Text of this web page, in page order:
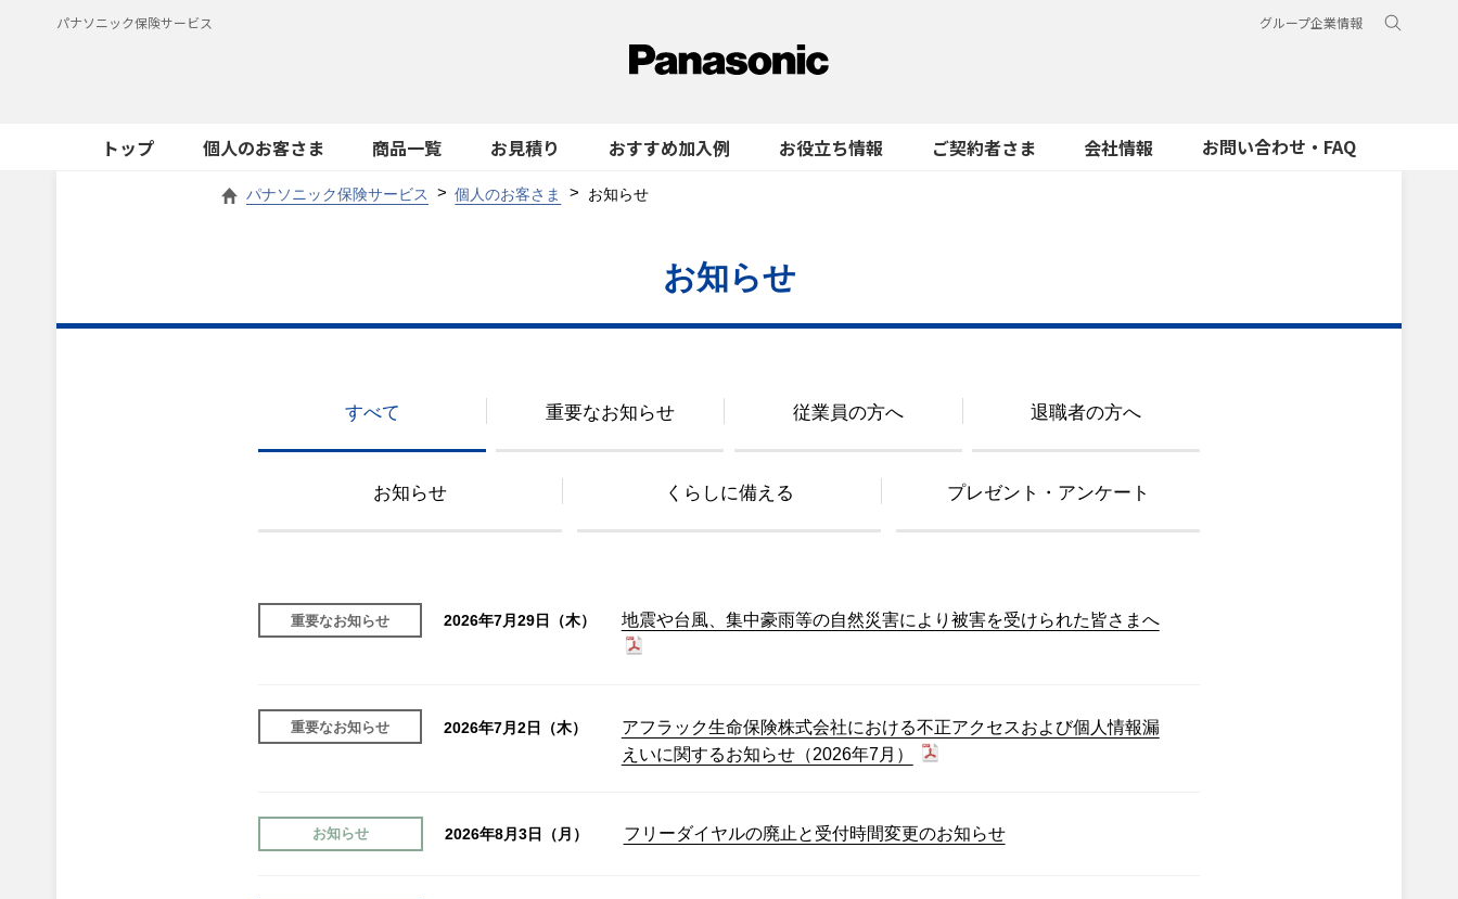
パナソニック保険サービス グループ企業情報
トップ 個人のお客さま 商品一覧 お見積り おすすめ加入例 お役立ち情報 ご契約者さま 会社情報 お問い合わせ・FAQ
パナソニック保険サービス 個人のお客さま お知らせ
お知らせ
すべて 重要なお知らせ 従業員の方へ 退職者の方へ
お知らせ くらしに備える プレゼント・アンケート
重要なお知らせ 2026年7月29日（木） 地震や台風、集中豪雨等の自然災害により被害を受けられた皆さまへ
重要なお知らせ 2026年7月2日（木）
アフラック生命保険株式会社における不正アクセスおよび個人情報漏
えいに関するお知らせ（2026年7月）
お知らせ 2026年8月3日（月） フリーダイヤルの廃止と受付時間変更のお知らせ